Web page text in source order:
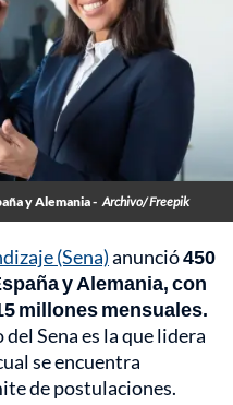
y Alemania - Archivo/ Freepik
(Sena)anunció450
y Alemania, con
millones mensuales.
Sena es la que lidera
se encuentra
de postulaciones.